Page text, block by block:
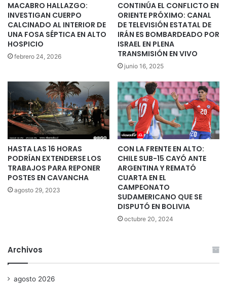
MACABRO HALLAZGO:
INVESTIGAN CUERPO
CALCINADO AL INTERIOR DE
UNA FOSA SÉPTICA EN ALTO
HOSPICIO
febrero 24, 2026
CONTINÚA EL CONFLICTO EN
ORIENTE PRÓXIMO: CANAL
DE TELEVISIÓN ESTATAL DE
IRÁN ES BOMBARDEADO POR
ISRAEL EN PLENA
TRANSMISIÓN EN VIVO
junio 16, 2025
HASTA LAS 16 HORAS
PODRÍAN EXTENDERSE LOS
TRABAJOS PARA REPONER
POSTES EN CAVANCHA
agosto 29, 2023
CON LA FRENTE EN ALTO:
CHILE SUB-15 CAYÓ ANTE
ARGENTINA Y REMATÓ
CUARTA EN EL
CAMPEONATO
SUDAMERICANO QUE SE
DISPUTÓ EN BOLIVIA
octubre 20, 2024
Archivos
agosto 2026